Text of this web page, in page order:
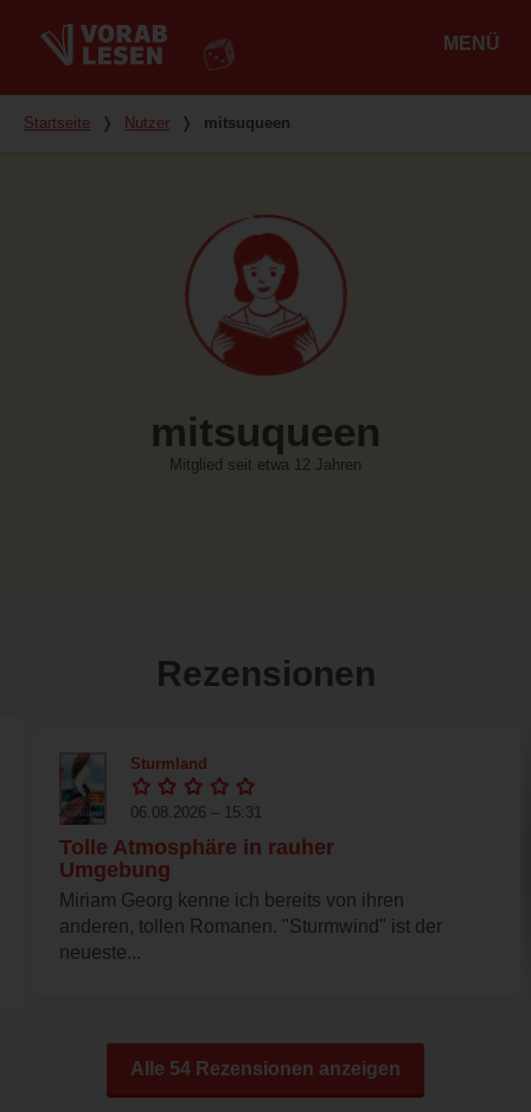
MENÜ
Du bist hier
Startseite ❭ Nutzer ❭ mitsuqueen
mitsuqueen
Mitglied seit etwa 12 Jahren
Rezensionen
Sturmland
06.08.2026 – 15:31
Tolle Atmosphäre in rauher
Umgebung
Miriam Georg kenne ich bereits von ihren
anderen, tollen Romanen. "Sturmwind" ist der
neueste...
Alle 54 Rezensionen anzeigen